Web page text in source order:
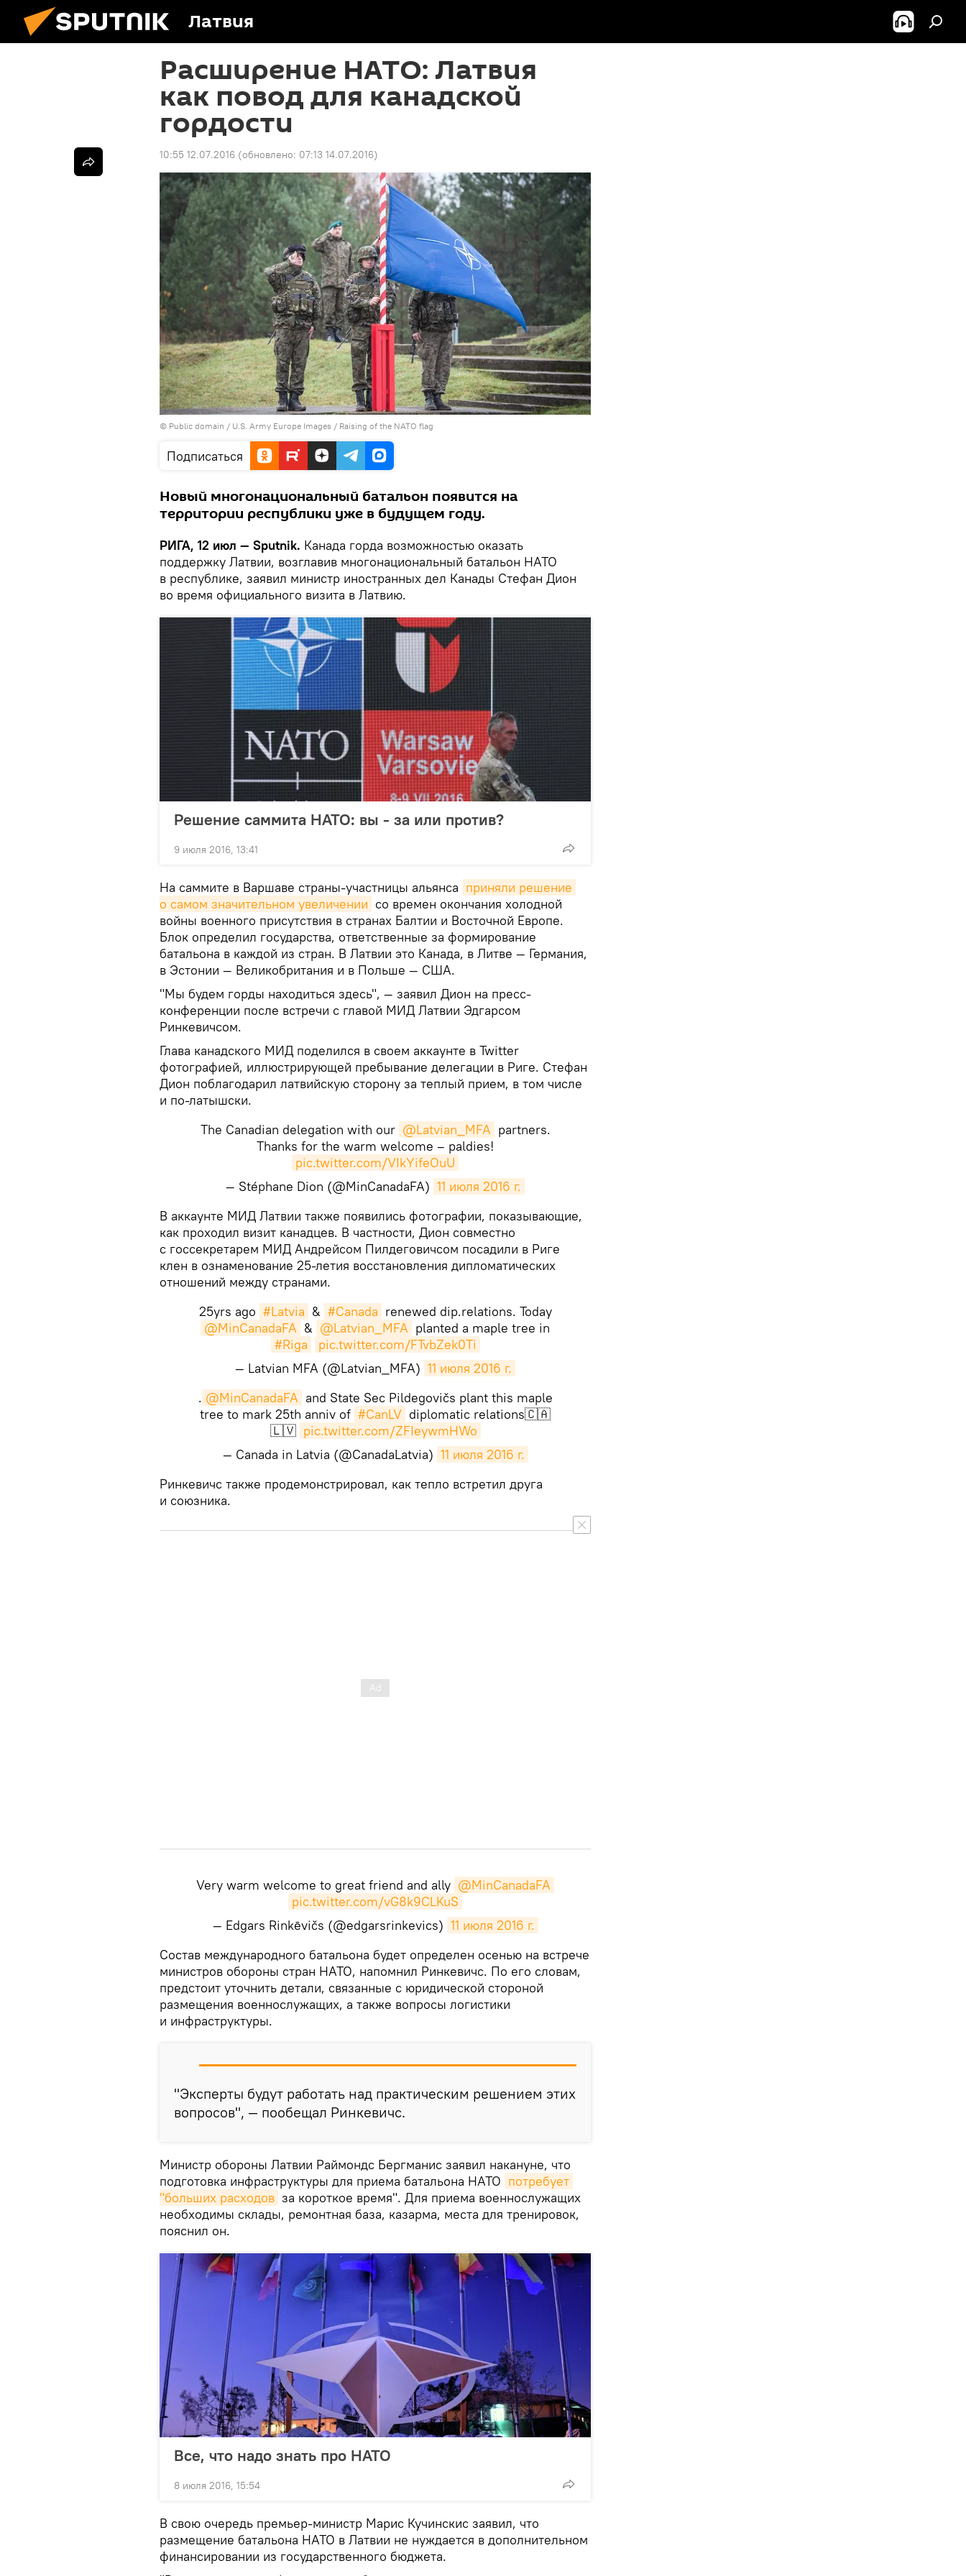
Латвия
Расширение НАТО: Латвия
как повод для канадской
гордости
10:55 12.07.2016 (обновлено: 07:13 14.07.2016)
© Public domain / U.S. Army Europe Images / Raising of the NATO flag
Подписаться
Новый многонациональный батальон появится на
территории республики уже в будущем году.
РИГА, 12 июл — Sputnik. Канада горда возможностью оказать
поддержку Латвии, возглавив многонациональный батальон НАТО
в республике, заявил министр иностранных дел Канады Стефан Дион
во время официального визита в Латвию.
Решение саммита НАТО: вы - за или против?
9 июля 2016, 13:41
На саммите в Варшаве страны-участницы альянса приняли решение
о самом значительном увеличении со времен окончания холодной
войны военного присутствия в странах Балтии и Восточной Европе.
Блок определил государства, ответственные за формирование
батальона в каждой из стран. В Латвии это Канада, в Литве — Германия,
в Эстонии — Великобритания и в Польше — США.
"Мы будем горды находиться здесь", — заявил Дион на пресс-
конференции после встречи с главой МИД Латвии Эдгарсом
Ринкевичсом.
Глава канадского МИД поделился в своем аккаунте в Twitter
фотографией, иллюстрирующей пребывание делегации в Риге. Стефан
Дион поблагодарил латвийскую сторону за теплый прием, в том числе
и по-латышски.
The Canadian delegation with our @Latvian_MFA partners.
Thanks for the warm welcome – paldies!
pic.twitter.com/VIkYifeOuU
— Stéphane Dion (@MinCanadaFA) 11 июля 2016 г.
В аккаунте МИД Латвии также появились фотографии, показывающие,
как проходил визит канадцев. В частности, Дион совместно
с госсекретарем МИД Андрейсом Пилдеговичсом посадили в Риге
клен в ознаменование 25-летия восстановления дипломатических
отношений между странами.
25yrs ago #Latvia & #Canada renewed dip.relations. Today
@MinCanadaFA & @Latvian_MFA planted a maple tree in
#Riga
pic.twitter.com/FTvbZek0Ti
— Latvian MFA (@Latvian_MFA) 11 июля 2016 г.
. @MinCanadaFA and State Sec Pildegovičs plant this maple
tree to mark 25th anniv of #CanLV diplomatic relations🇨🇦
🇱🇻 pic.twitter.com/ZFIeywmHWo
— Canada in Latvia (@CanadaLatvia) 11 июля 2016 г.
​Ринкевичс также продемонстрировал, как тепло встретил друга
и союзника.
Very warm welcome to great friend and ally @MinCanadaFA
pic.twitter.com/vG8k9CLKuS
— Edgars Rinkēvičs (@edgarsrinkevics) 11 июля 2016 г.
​​Состав международного батальона будет определен осенью на встрече
министров обороны стран НАТО, напомнил Ринкевичс. По его словам,
предстоит уточнить детали, связанные с юридической стороной
размещения военнослужащих, а также вопросы логистики
и инфраструктуры.
"Эксперты будут работать над практическим решением этих
вопросов", — пообещал Ринкевичс.
Министр обороны Латвии Раймондс Бергманис заявил накануне, что
подготовка инфраструктуры для приема батальона НАТО потребует
"больших расходов за короткое время". Для приема военнослужащих
необходимы склады, ремонтная база, казарма, места для тренировок,
пояснил он.
Все, что надо знать про НАТО
8 июля 2016, 15:54
В свою очередь премьер-министр Марис Кучинскис заявил, что
размещение батальона НАТО в Латвии не нуждается в дополнительном
финансировании из государственного бюджета.